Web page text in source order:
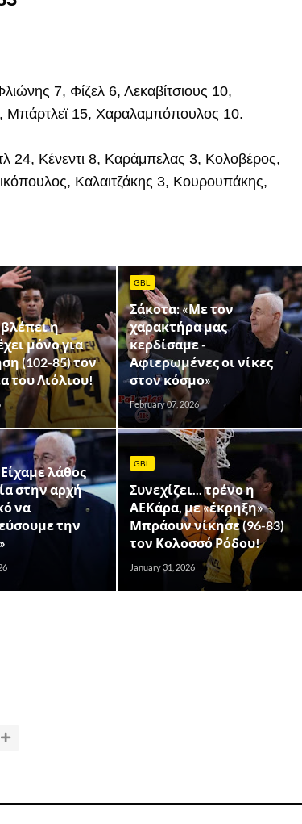
7, Φίζελ 6, Λεκαβίτσιους 10,
Μπάρτλεϊ 15, Χαραλαμπόπουλος 10.
24, Κένεντι 8, Καράμπελας 3, Κολοβέρος,
Καλαιτζάκης 3, Κουρουπάκης,
η
μόνο για
(102-85) τον
του Λιόλιου!
GBL
Σάκοτα: «Με τον
χαρακτήρα μας
κερδίσαμε -
Αφιερωμένες οι νίκες
στον κόσμο»
February 07, 2026
λάθος
στην αρχή -
να
την
GBL
Συνεχίζει... τρένο η
ΑΕΚάρα, με «έκρηξη»
Μπράουν νίκησε (96-83)
τον Κολοσσό Ρόδου!
January 31, 2026